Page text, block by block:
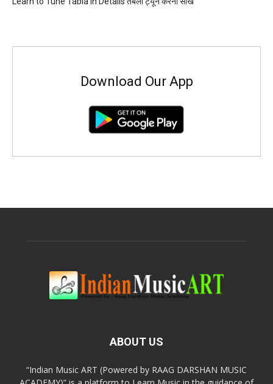
Download Our App
ABOUT US
“Indian Music ART (Powered by RAAG DARSHAN MUSIC